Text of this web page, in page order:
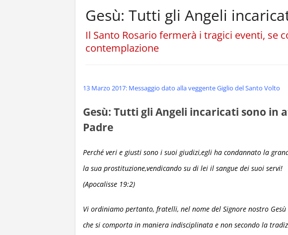
Gesù: Tutti gli Angeli
Il Santo Rosario fermerà i tragici eventi,
contemplazione
13 Marzo 2017: Messaggio dato alla veggente Giglio del Santo Volto
Gesù: Tutti gli Angeli incaricati sono in
Padre
Perché veri e giusti sono i suoi giudizi,egli ha condannato la
la sua prostituzione,vendicando su di lei il sangue dei suoi servi!
(Apocalisse 19:2)
Vi ordiniamo pertanto, fratelli, nel nome del Signore nostro
che si comporta in maniera indisciplinata e non secondo la